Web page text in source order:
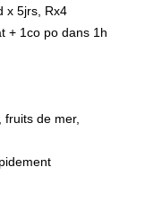
x 5jrs, Rx4
+ 1co po dans 1h
de mer,